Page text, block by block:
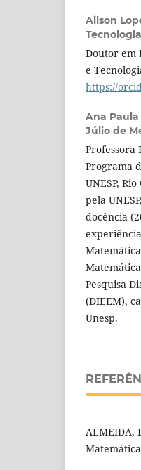
Ailson
Doutor em
e
https://
Ana Paula
Júlio de
Professora
Programa
UNESP,
pela
docência
Pesquisa
(DIEEM),
Unesp.
ALMEIDA,